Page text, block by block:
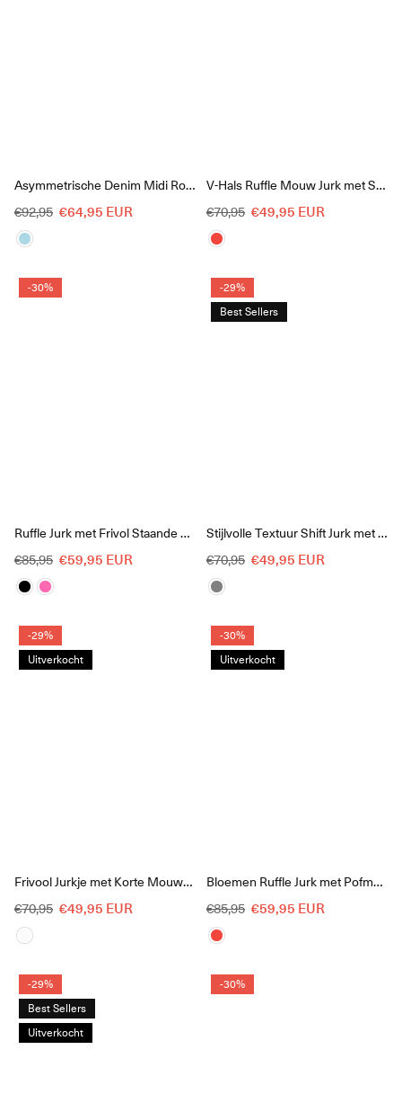
Asymmetrische Denim Midi Rok met Rafels
Reguliere
prijs
€92,95 €64,95 EUR
V-Hals Ruffle Mouw Jurk met Stippen
Reguliere
prijs
€70,95 €49,95 EUR
-30%
Ruffle Jurk met Frivol Staande Kraag
Reguliere
prijs
€85,95 €59,95 EUR
-29%
Best Sellers
Stijlvolle Textuur Shift Jurk met Lange Mouw
Reguliere
prijs
€70,95 €49,95 EUR
-29%
Uitverkocht
Frivool Jurkje met Korte Mouwen en Ruches
Reguliere
prijs
€70,95 €49,95 EUR
-30%
Uitverkocht
Bloemen Ruffle Jurk met Pofmouwen
Reguliere
prijs
€85,95 €59,95 EUR
-29%
Best Sellers
Uitverkocht
-30%